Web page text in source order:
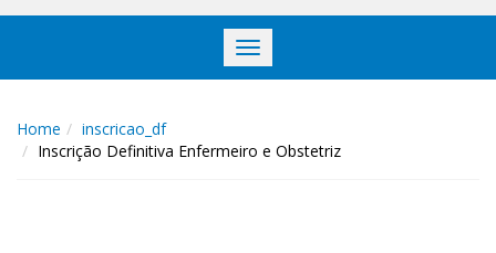
Toggle
navigation
Home
inscricao_df
Inscrição Definitiva Enfermeiro e Obstetriz